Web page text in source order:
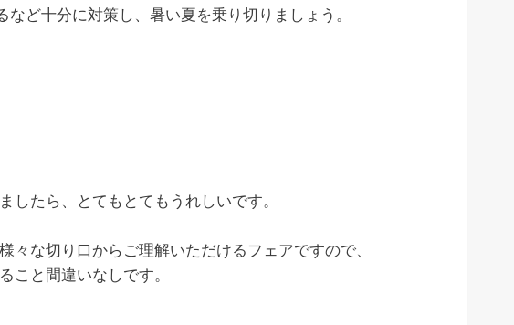
ど十分に対策し、暑い夏を乗り切りましょう。
たら、とてもとてもうれしいです。
な切り口からご理解いただけるフェアですので、
こと間違いなしです。